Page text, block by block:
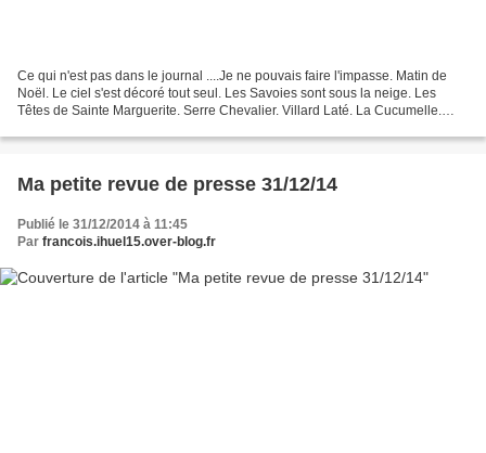
Ce qui n'est pas dans le journal ....Je ne pouvais faire l'impasse. Matin de
Noël. Le ciel s'est décoré tout seul. Les Savoies sont sous la neige. Les
Têtes de Sainte Marguerite. Serre Chevalier. Villard Laté. La Cucumelle.
Ma petite revue de presse 31/12/14
Publié le 31/12/2014 à 11:45
Par francois.ihuel15.over-blog.fr